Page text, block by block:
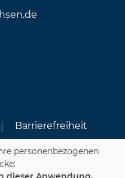
Barrierefreiheit
personenbezogenen